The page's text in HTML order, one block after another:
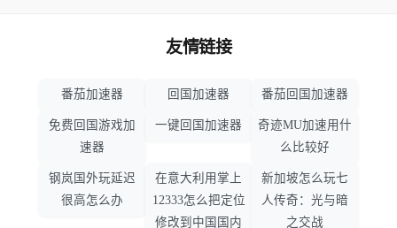
友情链接
番茄加速器 回国加速器 番茄回国加速器
免费回国游戏加
速器
一键回国加速器
奇迹MU加速用什
么比较好
钢岚国外玩延迟
很高怎么办
在意大利用掌上
12333怎么把定位
修改到中国国内
新加坡怎么玩七
人传奇：光与暗
之交战